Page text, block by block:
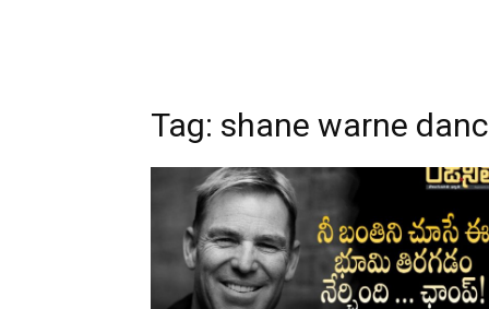
Tag: shane warne